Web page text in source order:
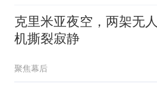
克里米亚夜空，两架无人
机撕裂寂静
聚焦幕后